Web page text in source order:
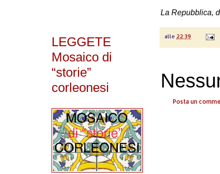
La Repubblica,
alle 22:39
Posta un
LEGGETE
Mosaico di
“storie”
corleonesi